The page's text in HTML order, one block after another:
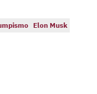
Elon Musk